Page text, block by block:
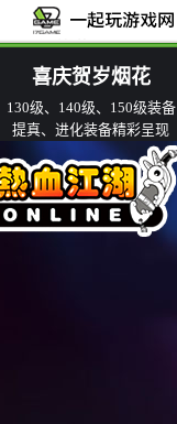
喜庆贺岁烟花
130级、140级、150级装备
提真、进化装备精彩呈现